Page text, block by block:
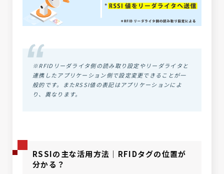
※RFIDリーダライタ側の読み取り設定やリーダライタと
連携したアプリケーション側で設定変更できることが一
般的です。またRSSI値の表記はアプリケーションによ
り、異なります。
RSSIの主な活用方法｜RFIDタグの位置が
分かる？